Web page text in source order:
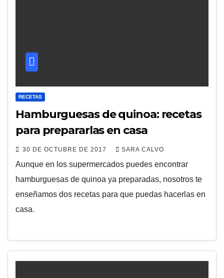
RECETAS
Hamburguesas de quinoa: recetas
para prepararlas en casa
30 DE OCTUBRE DE 2017 SARA CALVO
Aunque en los supermercados puedes encontrar
hamburguesas de quinoa ya preparadas, nosotros te
enseñamos dos recetas para que puedas hacerlas en
casa.